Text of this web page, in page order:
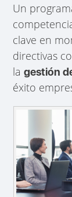
Un
clave en
directivas
lagestión
éxito